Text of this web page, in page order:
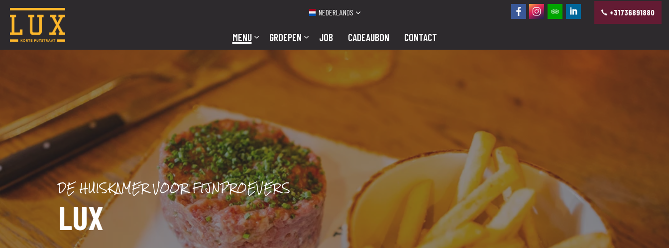
MENU GROEPEN JOB CADEAUBON CONTACT
NEDERLANDS +31736891880
DE HUISKAMER VOOR FIJNPROEVERS
LUX